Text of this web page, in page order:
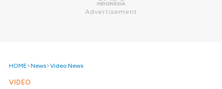
HOME News Video News
VIDEO